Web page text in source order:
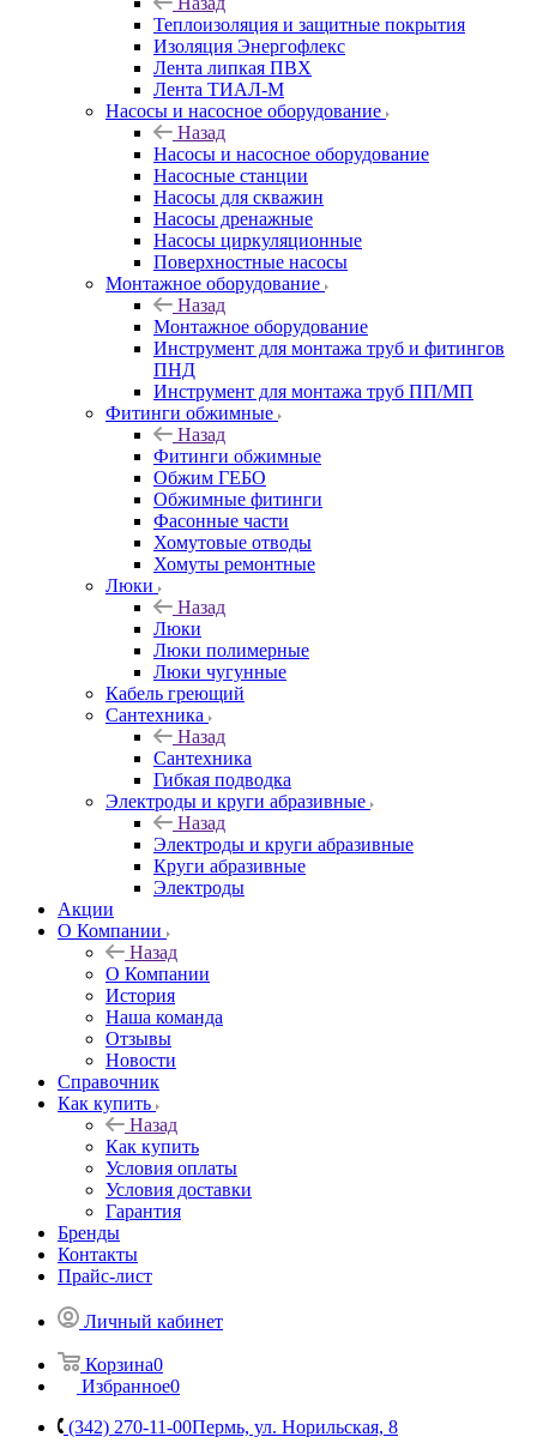
Теплоизоляция и защитные покрытия
Изоляция Энергофлекс
Лента липкая ПВХ
Лента ТИАЛ-М
Насосы и насосное оборудование
Назад
Насосы и насосное оборудование
Насосные станции
Насосы для скважин
Насосы дренажные
Насосы циркуляционные
Поверхностные насосы
Монтажное оборудование
Назад
Монтажное оборудование
Инструмент для монтажа труб и фитингов
ПНД
Инструмент для монтажа труб ПП/МП
Фитинги обжимные
Назад
Фитинги обжимные
Обжим ГЕБО
Обжимные фитинги
Фасонные части
Хомутовые отводы
Хомуты ремонтные
Люки
Назад
Люки
Люки полимерные
Люки чугунные
Кабель греющий
Сантехника
Назад
Сантехника
Гибкая подводка
Электроды и круги абразивные
Назад
Электроды и круги абразивные
Круги абразивные
Электроды
Акции
О Компании
Назад
О Компании
История
Наша команда
Отзывы
Новости
Справочник
Как купить
Назад
Как купить
Условия оплаты
Условия доставки
Гарантия
Бренды
Контакты
Прайс-лист
Личный кабинет
Корзина0
Избранное0
(342) 270-11-00Пермь, ул. Норильская, 8